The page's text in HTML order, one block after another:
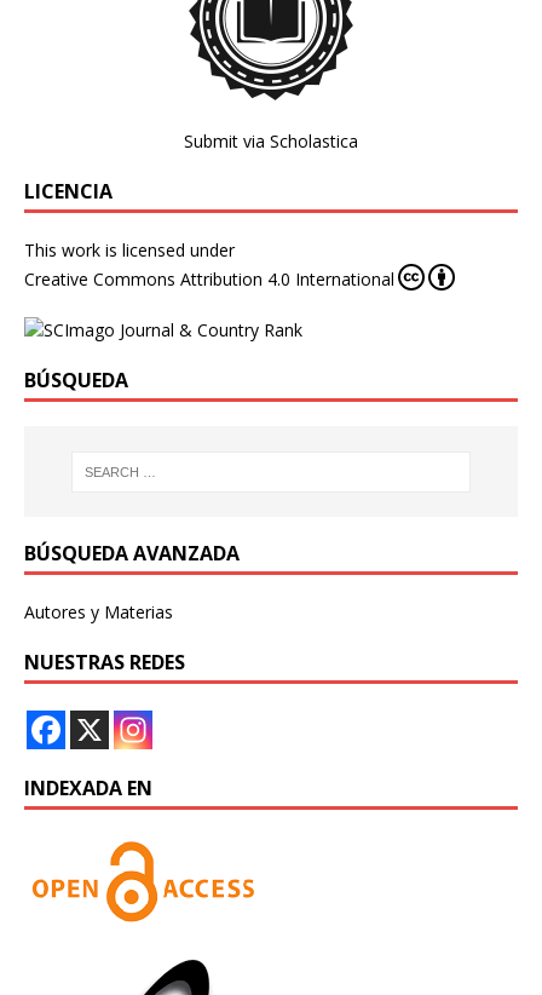
Submit via Scholastica
LICENCIA
This work is licensed under
Creative Commons Attribution 4.0 International
BÚSQUEDA
BÚSQUEDA AVANZADA
Autores y Materias
NUESTRAS REDES
INDEXADA EN